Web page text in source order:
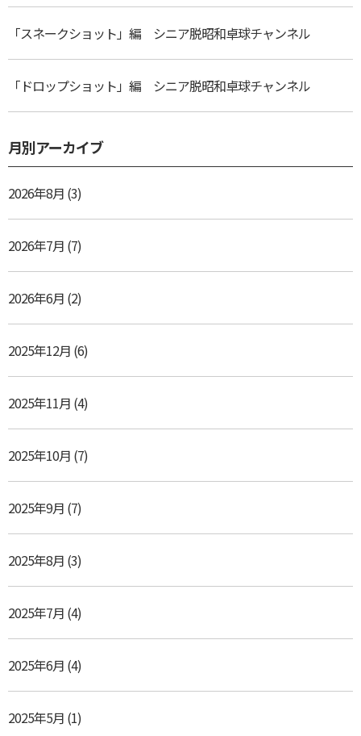
「スネークショット」編 シニア脱昭和卓球チャンネル
「ドロップショット」編 シニア脱昭和卓球チャンネル
月別アーカイブ
2026年8月 (3)
2026年7月 (7)
2026年6月 (2)
2025年12月 (6)
2025年11月 (4)
2025年10月 (7)
2025年9月 (7)
2025年8月 (3)
2025年7月 (4)
2025年6月 (4)
2025年5月 (1)